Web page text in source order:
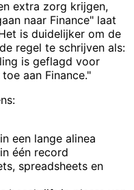
extra zorg krijgen,
naar Finance" laat
is duidelijker om de
regel te schrijven als:
is geflagd voor
aan Finance."
een lange alinea
één record
spreadsheets en